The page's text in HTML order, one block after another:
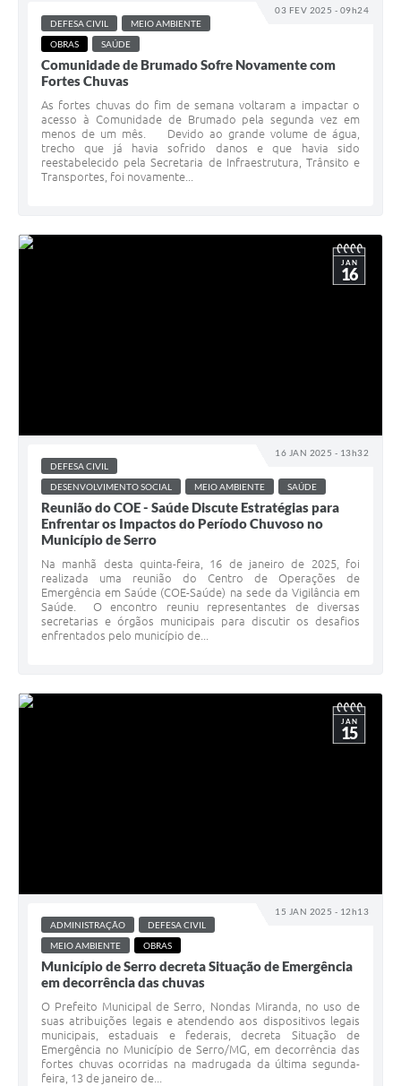
03 FEV 2025 - 09h24
DEFESA CIVIL
MEIO AMBIENTE
OBRAS
SAÚDE
Comunidade de Brumado Sofre Novamente com
Fortes Chuvas
As fortes chuvas do fim de semana voltaram a impactar o
acesso à Comunidade de Brumado pela segunda vez em
menos de um mês. Devido ao grande volume de água,
trecho que já havia sofrido danos e que havia sido
reestabelecido pela Secretaria de Infraestrutura, Trânsito e
Transportes, foi novamente...
16 JAN 2025 - 13h32
JAN
16
DEFESA CIVIL
DESENVOLVIMENTO SOCIAL
MEIO AMBIENTE SAÚDE
Reunião do COE - Saúde Discute Estratégias para
Enfrentar os Impactos do Período Chuvoso no
Município de Serro
Na manhã desta quinta-feira, 16 de janeiro de 2025, foi
realizada uma reunião do Centro de Operações de
Emergência em Saúde (COE-Saúde) na sede da Vigilância em
Saúde. O encontro reuniu representantes de diversas
secretarias e órgãos municipais para discutir os desafios
enfrentados pelo município de...
15 JAN 2025 - 12h13
JAN
15
ADMINISTRAÇÃO
DEFESA CIVIL
MEIO AMBIENTE
OBRAS
Município de Serro decreta Situação de Emergência
em decorrência das chuvas
O Prefeito Municipal de Serro, Nondas Miranda, no uso de
suas atribuições legais e atendendo aos dispositivos legais
municipais, estaduais e federais, decreta Situação de
Emergência no Município de Serro/MG, em decorrência das
fortes chuvas ocorridas na madrugada da última segunda-
feira, 13 de janeiro de...